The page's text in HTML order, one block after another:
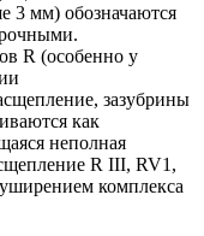
3 мм) обозначаются
R (особенно у
зазубрины
как
неполная
R III, RV1,
комплекса